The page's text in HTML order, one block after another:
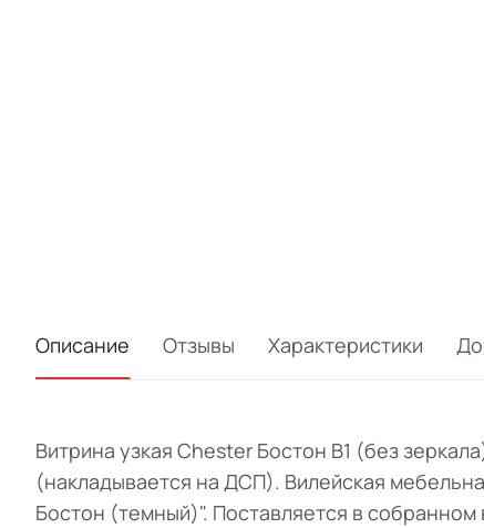
Описание Отзывы Характеристики
Витрина узкая Chester Бостон B1 (без
(накладывается на ДСП). Вилейская
Бостон (темный)". Поставляется в